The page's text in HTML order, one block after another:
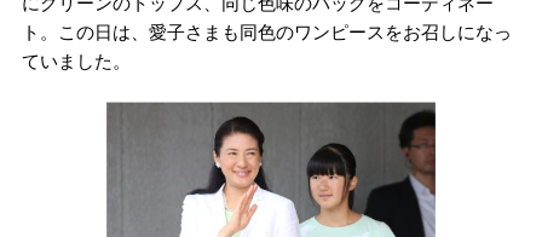
ト。この日は、愛子さまも同色のワンピースをお召しになっ
ていました。